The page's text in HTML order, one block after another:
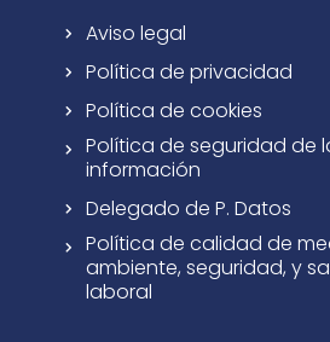
Aviso legal
Política de privacidad
Política de cookies
Política de seguridad de
información
Delegado de P. Datos
Política de calidad de
ambiente, seguridad, y
laboral